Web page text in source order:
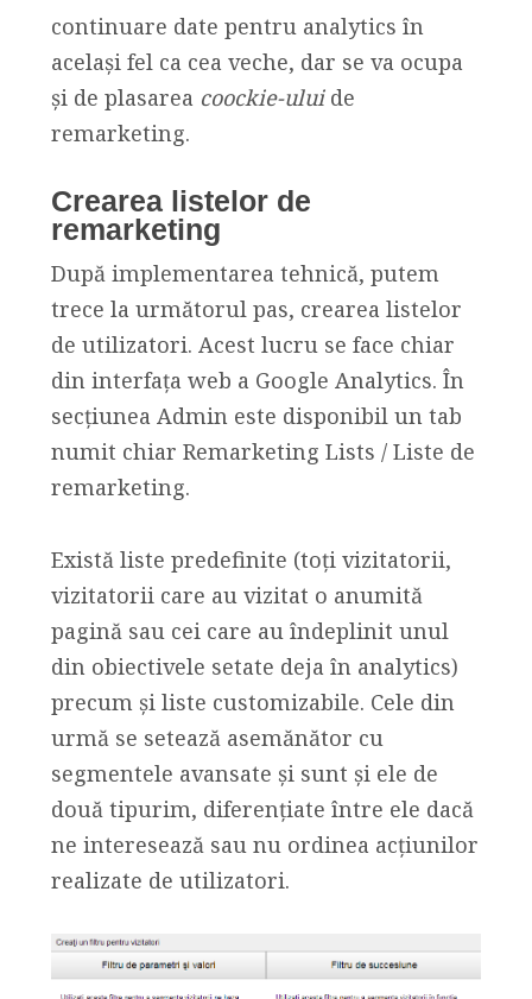
continuare date pentru analytics în
același fel ca cea veche, dar se va ocupa
și de plasarea coockie-uluide
remarketing.
Crearea listelor de
remarketing
După implementarea tehnică, putem
trece la următorul pas, crearea listelor
de utilizatori. Acest lucru se face chiar
din interfața web a Google Analytics. În
secțiunea Admin este disponibil un tab
numit chiar Remarketing Lists / Liste de
remarketing.
Există liste predefinite (toți vizitatorii,
vizitatorii care au vizitat o anumită
pagină sau cei care au îndeplinit unul
din obiectivele setate deja în analytics)
precum și liste customizabile. Cele din
urmă se setează asemănător cu
segmentele avansate și sunt și ele de
două tipurim, diferențiate între ele dacă
ne interesează sau nu ordinea acțiunilor
realizate de utilizatori.